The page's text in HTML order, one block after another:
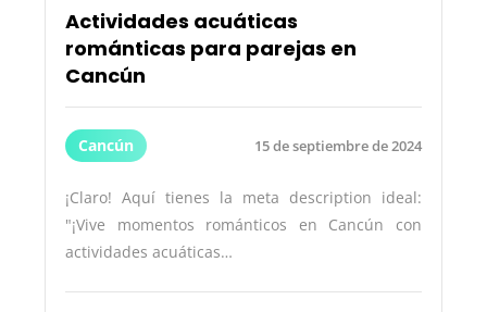
Actividades acuáticas
románticas para parejas en
Cancún
Cancún 15 de septiembre de 2024
¡Claro! Aquí tienes la meta description ideal:
"¡Vive momentos románticos en Cancún con
actividades acuáticas…